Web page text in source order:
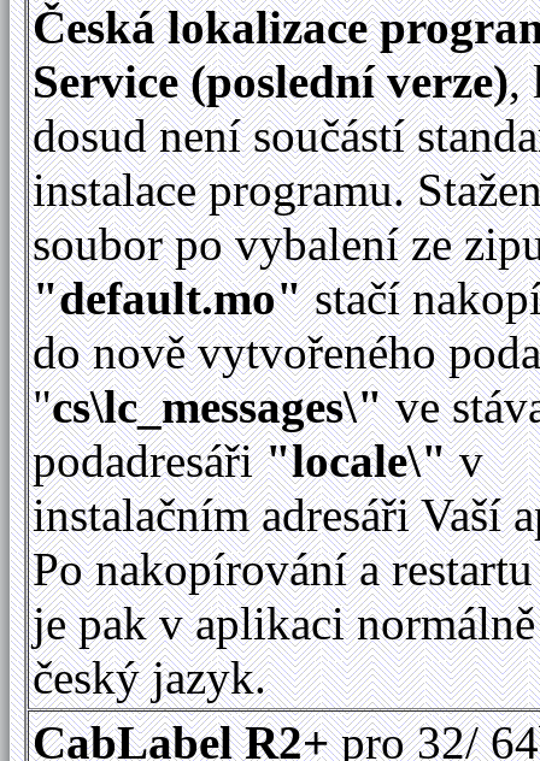
Česká lokalizace
Service (poslední verze),
dosud není součástí
instalace programu.
soubor po vybalení ze
"default.mo"stačí
do nově vytvořeného
"cs\lc_messages\"ve
podadresáři"locale\"v
instalačním adresáři Vaší
Po nakopírování a
je pak v aplikaci
český jazyk.
CabLabel R2+pro 32/